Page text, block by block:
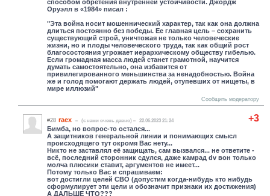
способом обретения внутренней устойчивости. Джордж
Оруэлл в «1984» писал :
"Эта война носит мошеннический характер, так как она должна
длиться постоянно без победы. Ее главная цель – сохранить
существующий строй, уничтожая не только человеческие
жизни, но и плоды человеческого труда, так как общий рост
благосостояния угрожает иерархическому обществу гибелью.
Если громадная масса людей станет грамотной, научится
думать самостоятельно, она избавится от
привилегированного меньшинства за ненадобностью. Война
же и голод помогают держать людей, отупевших от нищеты, в
мире иллюзий"
Сообщить модератору
+3
#28 raex (c нами очень давно) 22.06.2023 21:24
Бимба, но вопрос-то остался...
А защитников генеральной линии и понимающих смысл
происходящего тут окромя Вас нету...
Никто не заставлял её защищать, сам вызвался... не ответите -
всё, последний сторонник сдулся, даже камрад dv вон только
молча плюсики ставит, аргументов не имеет...
Потому только Вас и спрашиваем:
вот достигли целей СВО (допустим когда-нибудь кто нибудь
сформулирует эти цели и обозначит признаки их достижения)
А ДАЛЬШЕ ЧТО???